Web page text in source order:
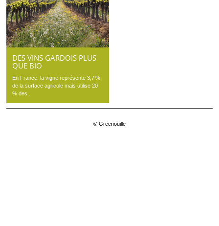
DES VINS GARDOIS PLUS
QUE BIO
En France, la vigne représente 3,7 %
de la surface agricole mais utilise 20
% des...
© Greenouille